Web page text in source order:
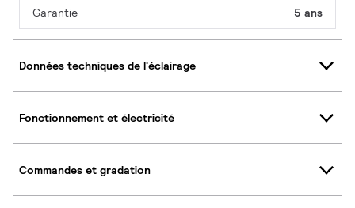
Garantie 5 ans
Données techniques de l'éclairage
Fonctionnement et électricité
Commandes et gradation